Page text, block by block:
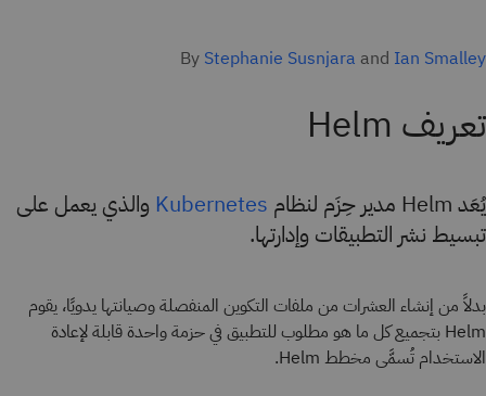
By Stephanie Susnjara and Ian Smalley
تعريف Helm
يُعَد Helm مدير حِزَم لنظام Kubernetes والذي يعمل على
تبسيط نشر التطبيقات وإدارتها.
بدلاً من إنشاء العشرات من ملفات التكوين المنفصلة وصيانتها يدويًا، يقوم
Helm بتجميع كل ما هو مطلوب للتطبيق في حزمة واحدة قابلة لإعادة
الاستخدام تُسمَّى مخطط Helm.